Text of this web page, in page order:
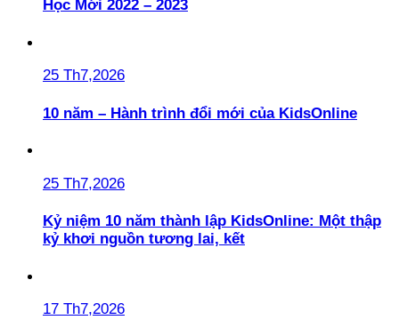
Học Mới 2022 – 2023
25 Th7,2026
10 năm – Hành trình đổi mới của KidsOnline
25 Th7,2026
Kỷ niệm 10 năm thành lập KidsOnline: Một thập
kỷ khơi nguồn tương lai, kết
17 Th7,2026